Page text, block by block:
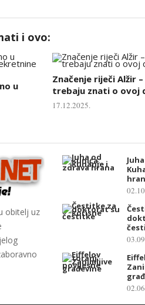
i ovo:
u
Značenje riječi Alžir
trebaju znati o ovoj
17.12.2025.
obitelj uz